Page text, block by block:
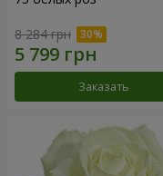
8 284 грн
Заказать